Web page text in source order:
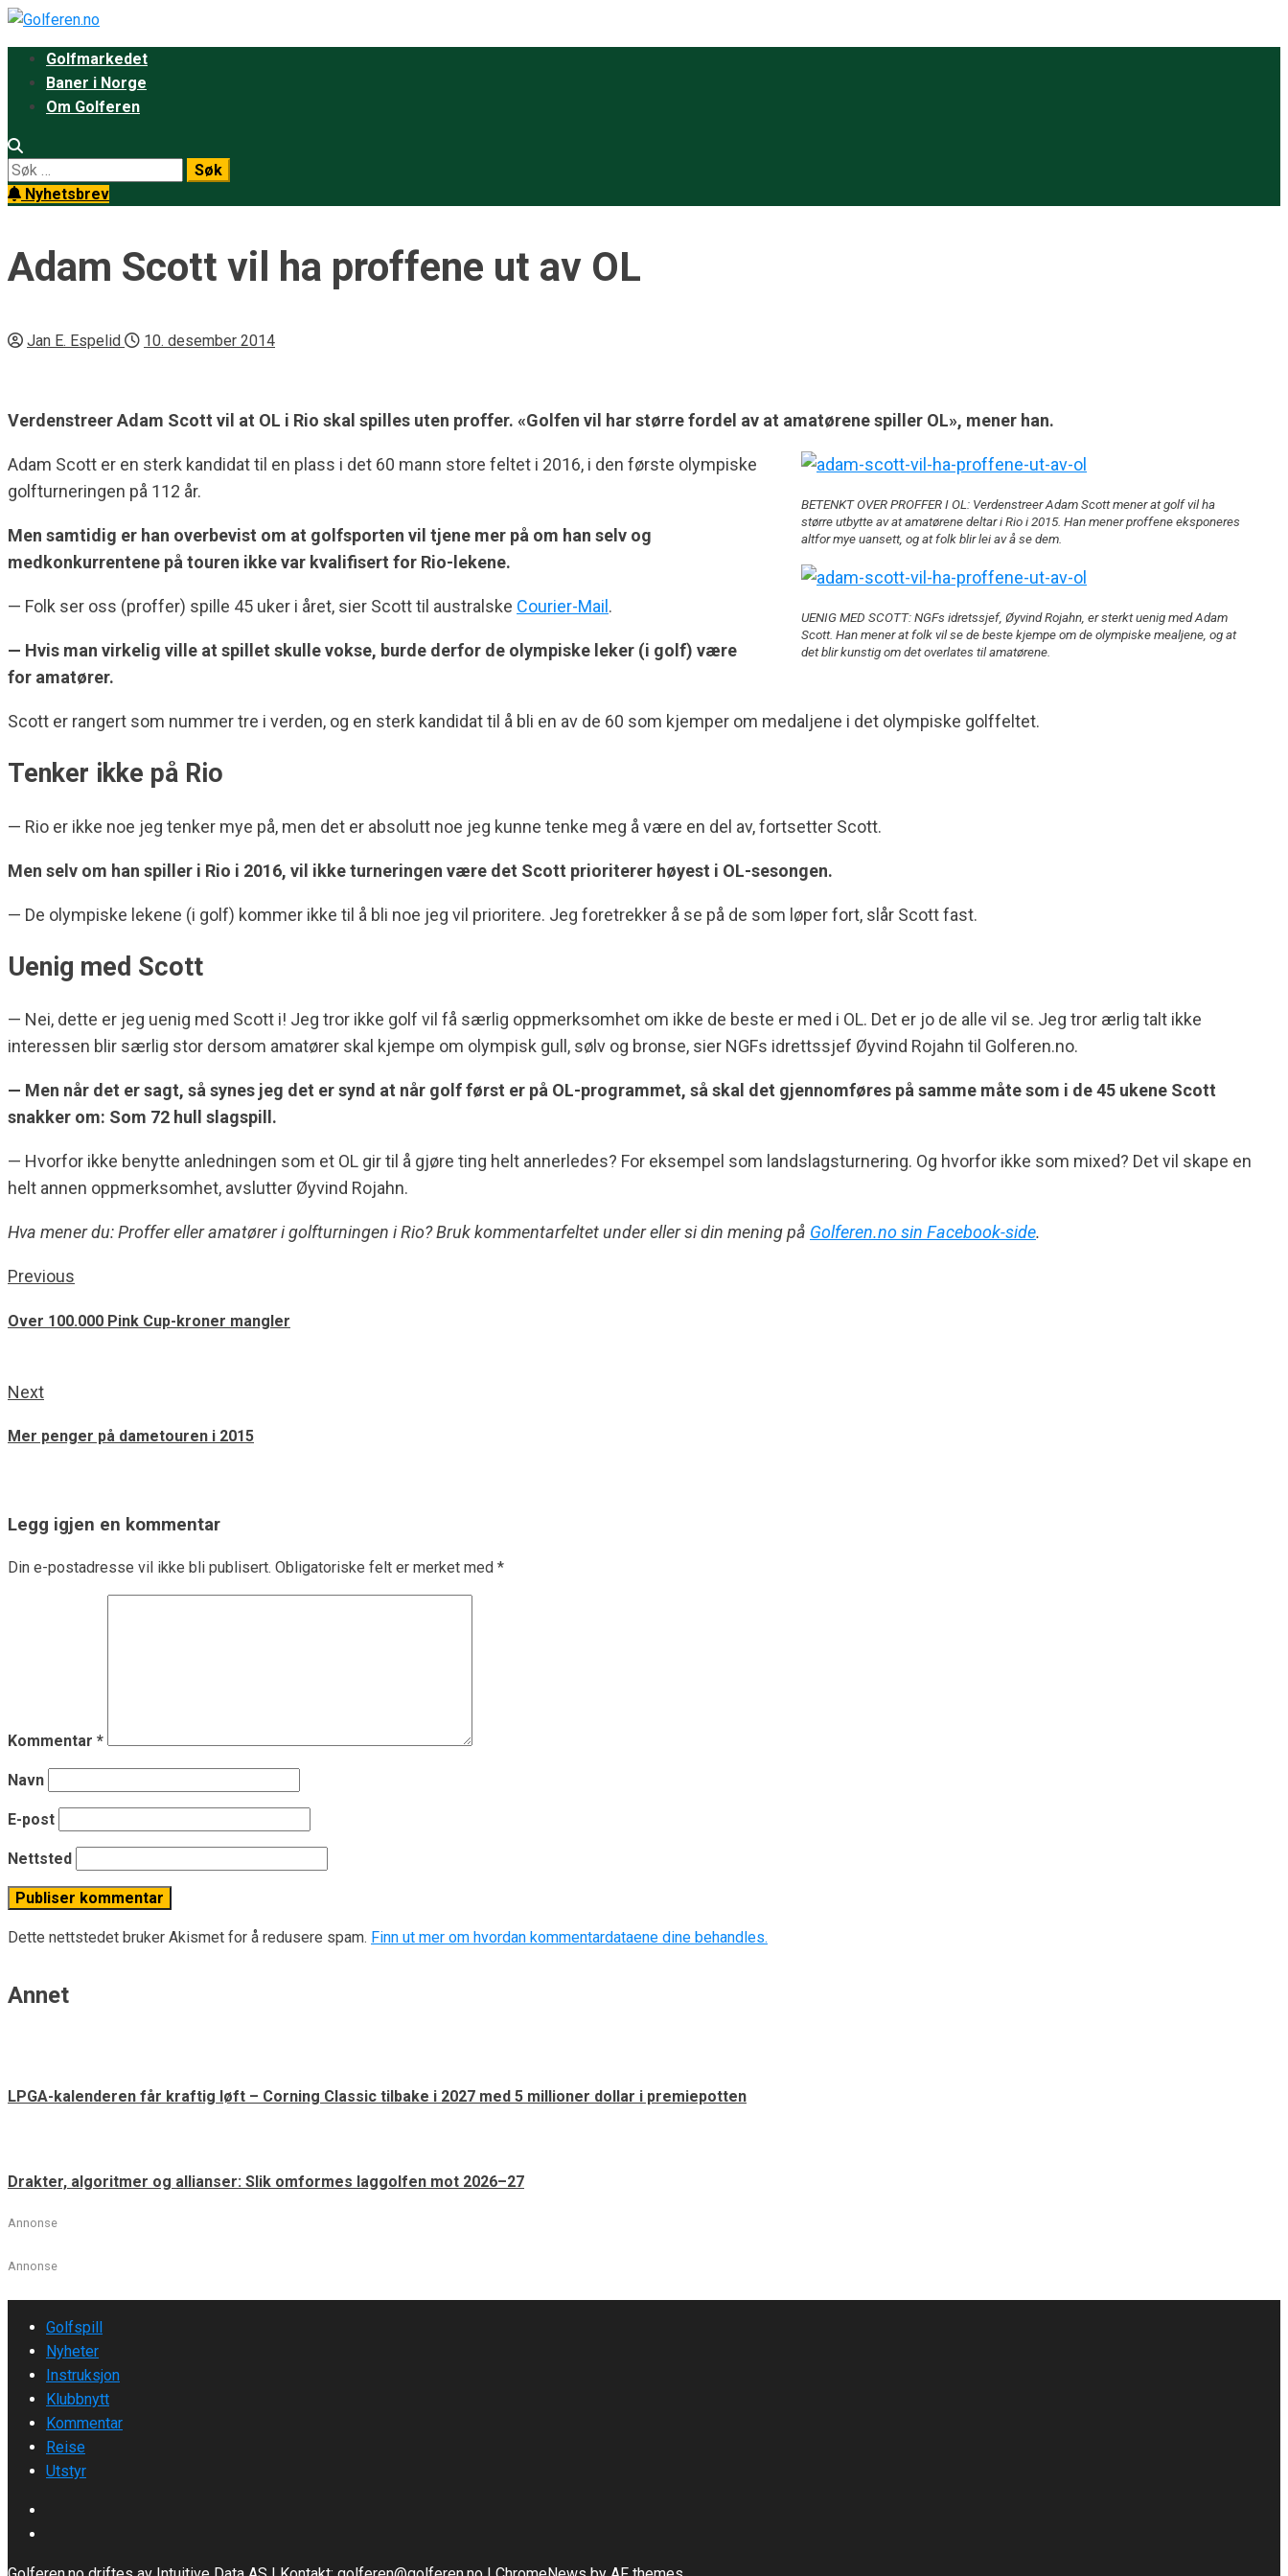
Golfmarkedet
Baner i Norge
Om Golferen
Nyhetsbrev
Adam Scott vil ha proffene ut av OL
Jan E. Espelid 10. desember 2014
Verdenstreer Adam Scott vil at OL i Rio skal spilles uten proffer. «Golfen vil har større fordel av at amatørene spiller OL», mener han.
BETENKT OVER PROFFER I OL: Verdenstreer Adam Scott mener at golf vil ha
større utbytte av at amatørene deltar i Rio i 2015. Han mener proffene eksponeres
altfor mye uansett, og at folk blir lei av å se dem.
UENIG MED SCOTT: NGFs idretssjef, Øyvind Rojahn, er sterkt uenig med Adam
Scott. Han mener at folk vil se de beste kjempe om de olympiske mealjene, og at
det blir kunstig om det overlates til amatørene.
Adam Scott er en sterk kandidat til en plass i det 60 mann store feltet i 2016, i den første olympiske
golfturneringen på 112 år.
Men samtidig er han overbevist om at golfsporten vil tjene mer på om han selv og
medkonkurrentene på touren ikke var kvalifisert for Rio-lekene.
— Folk ser oss (proffer) spille 45 uker i året, sier Scott til australske Courier-Mail.
— Hvis man virkelig ville at spillet skulle vokse, burde derfor de olympiske leker (i golf) være
for amatører.
Scott er rangert som nummer tre i verden, og en sterk kandidat til å bli en av de 60 som kjemper om medaljene i det olympiske golffeltet.
Tenker ikke på Rio
— Rio er ikke noe jeg tenker mye på, men det er absolutt noe jeg kunne tenke meg å være en del av, fortsetter Scott.
Men selv om han spiller i Rio i 2016, vil ikke turneringen være det Scott prioriterer høyest i OL-sesongen.
— De olympiske lekene (i golf) kommer ikke til å bli noe jeg vil prioritere. Jeg foretrekker å se på de som løper fort, slår Scott fast.
Uenig med Scott
— Nei, dette er jeg uenig med Scott i! Jeg tror ikke golf vil få særlig oppmerksomhet om ikke de beste er med i OL. Det er jo de alle vil se. Jeg tror ærlig talt ikke
interessen blir særlig stor dersom amatører skal kjempe om olympisk gull, sølv og bronse, sier NGFs idrettssjef Øyvind Rojahn til Golferen.no.
— Men når det er sagt, så synes jeg det er synd at når golf først er på OL-programmet, så skal det gjennomføres på samme måte som i de 45 ukene Scott
snakker om: Som 72 hull slagspill.
— Hvorfor ikke benytte anledningen som et OL gir til å gjøre ting helt annerledes? For eksempel som landslagsturnering. Og hvorfor ikke som mixed? Det vil skape en
helt annen oppmerksomhet, avslutter Øyvind Rojahn.
Hva mener du: Proffer eller amatører i golfturningen i Rio? Bruk kommentarfeltet under eller si din mening på Golferen.no sin Facebook-side.
Previous
Over 100.000 Pink Cup-kroner mangler
Next
Mer penger på dametouren i 2015
Legg igjen en kommentar
Din e-postadresse vil ikke bli publisert. Obligatoriske felt er merket med *
Kommentar *
Navn
E-post
Nettsted
Dette nettstedet bruker Akismet for å redusere spam. Finn ut mer om hvordan kommentardataene dine behandles.
Annet
LPGA-kalenderen får kraftig løft – Corning Classic tilbake i 2027 med 5 millioner dollar i premiepotten
Drakter, algoritmer og allianser: Slik omformes laggolfen mot 2026–27
Annonse
Annonse
Golfspill
Nyheter
Instruksjon
Klubbnytt
Kommentar
Reise
Utstyr